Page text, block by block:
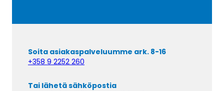
Soita asiakaspalveluumme ark. 8-16
+358 9 2252 260
Tai lähetä sähköpostia